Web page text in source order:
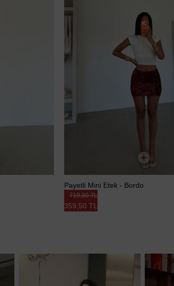
Payetli Mini Etek - Bordo
359,50 TL
719,00 TL